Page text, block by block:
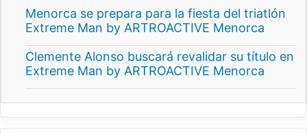
Menorca se prepara para la fiesta del triatlón
Extreme Man by ARTROACTIVE Menorca
Clemente Alonso buscará revalidar su título en
Extreme Man by ARTROACTIVE Menorca